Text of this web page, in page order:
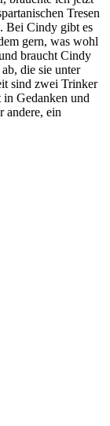
Tresen
Bei Cindy gibt es
gern, was wohl
braucht Cindy
die sie unter
sind zwei Trinker
Gedanken und
andere, ein